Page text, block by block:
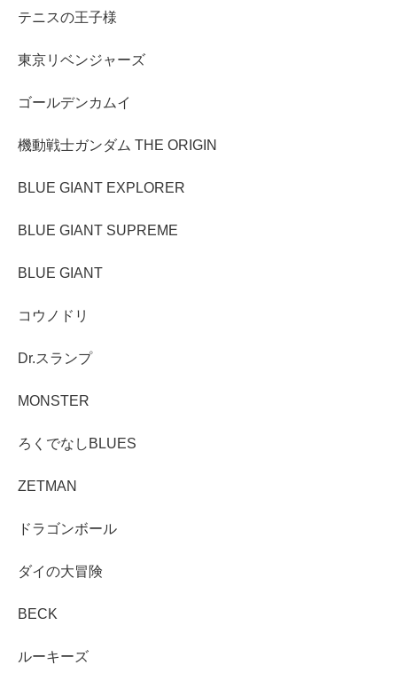
テニスの王子様
東京リベンジャーズ
ゴールデンカムイ
機動戦士ガンダム THE ORIGIN
BLUE GIANT EXPLORER
BLUE GIANT SUPREME
BLUE GIANT
コウノドリ
Dr.スランプ
MONSTER
ろくでなしBLUES
ZETMAN
ドラゴンボール
ダイの大冒険
BECK
ルーキーズ